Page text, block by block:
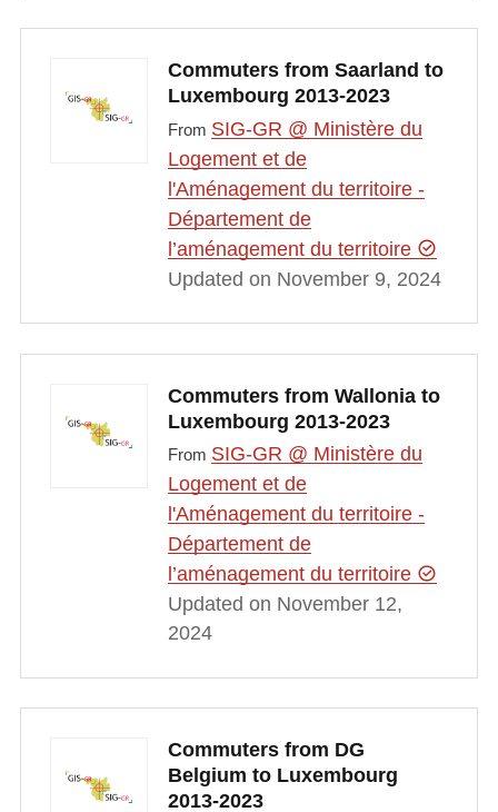
Commuters from Saarland to
Luxembourg 2013-2023
From SIG-GR @ Ministère du
Logement et de
l'Aménagement du territoire -
Département de
l’aménagement du territoire
Updated on November 9, 2024
Commuters from Wallonia to
Luxembourg 2013-2023
From SIG-GR @ Ministère du
Logement et de
l'Aménagement du territoire -
Département de
l’aménagement du territoire
Updated on November 12,
2024
Commuters from DG
Belgium to Luxembourg
2013-2023